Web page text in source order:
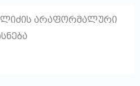
არაფორმალური